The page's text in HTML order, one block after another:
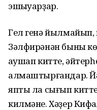
эшҡыуарҙар.
Гел генә йылмайып,
Зәлфирәнән быны
ҡаушап китте,
алмаштырғандар.
япты ла сығып
килмәне. Хәҙер